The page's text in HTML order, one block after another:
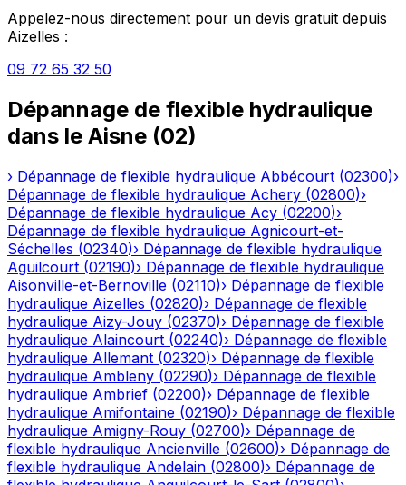
Appelez-nous directement pour un devis gratuit depuis
Aizelles :
09 72 65 32 50
Dépannage de flexible hydraulique
dans le Aisne (02)
› Dépannage de flexible hydraulique Abbécourt (02300)›
Dépannage de flexible hydraulique Achery (02800)›
Dépannage de flexible hydraulique Acy (02200)›
Dépannage de flexible hydraulique Agnicourt-et-
Séchelles (02340)› Dépannage de flexible hydraulique
Aguilcourt (02190)› Dépannage de flexible hydraulique
Aisonville-et-Bernoville (02110)› Dépannage de flexible
hydraulique Aizelles (02820)› Dépannage de flexible
hydraulique Aizy-Jouy (02370)› Dépannage de flexible
hydraulique Alaincourt (02240)› Dépannage de flexible
hydraulique Allemant (02320)› Dépannage de flexible
hydraulique Ambleny (02290)› Dépannage de flexible
hydraulique Ambrief (02200)› Dépannage de flexible
hydraulique Amifontaine (02190)› Dépannage de flexible
hydraulique Amigny-Rouy (02700)› Dépannage de
flexible hydraulique Ancienville (02600)› Dépannage de
flexible hydraulique Andelain (02800)› Dépannage de